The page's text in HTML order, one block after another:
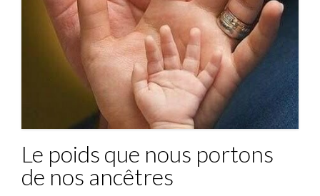
Le poids que nous portons
de nos ancêtres